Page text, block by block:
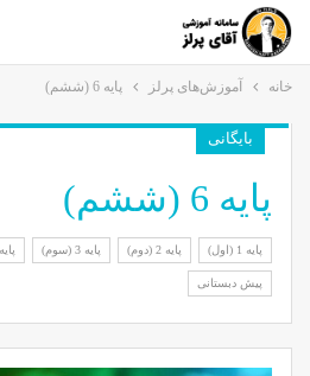
خانه آموزش‌های پرلز پایه 6 (ششم)
بایگانی
پایه 6 (ششم)
پایه 1 (اول) پایه 2 (دوم) پایه 3 (سوم) پایه 4 (چهارم)
پیش دبستانی